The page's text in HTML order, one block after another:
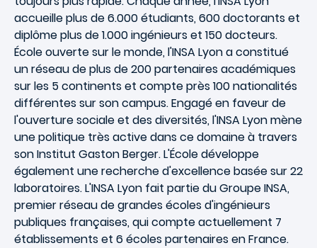
accueille plus de 6.000 étudiants, 600 doctorants et
diplôme plus de 1.000 ingénieurs et 150 docteurs.
École ouverte sur le monde, l'INSA Lyon a constitué
un réseau de plus de 200 partenaires académiques
sur les 5 continents et compte près 100 nationalités
différentes sur son campus. Engagé en faveur de
l'ouverture sociale et des diversités, l'INSA Lyon mène
une politique très active dans ce domaine à travers
son Institut Gaston Berger. L'École développe
également une recherche d'excellence basée sur 22
laboratoires. L'INSA Lyon fait partie du Groupe INSA,
premier réseau de grandes écoles d'ingénieurs
publiques françaises, qui compte actuellement 7
établissements et 6 écoles partenaires en France.